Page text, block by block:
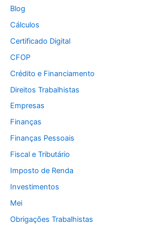
Blog
Cálculos
Certificado Digital
CFOP
Crédito e Financiamento
Direitos Trabalhistas
Empresas
Finanças
Finanças Pessoais
Fiscal e Tributário
Imposto de Renda
Investimentos
Mei
Obrigações Trabalhistas